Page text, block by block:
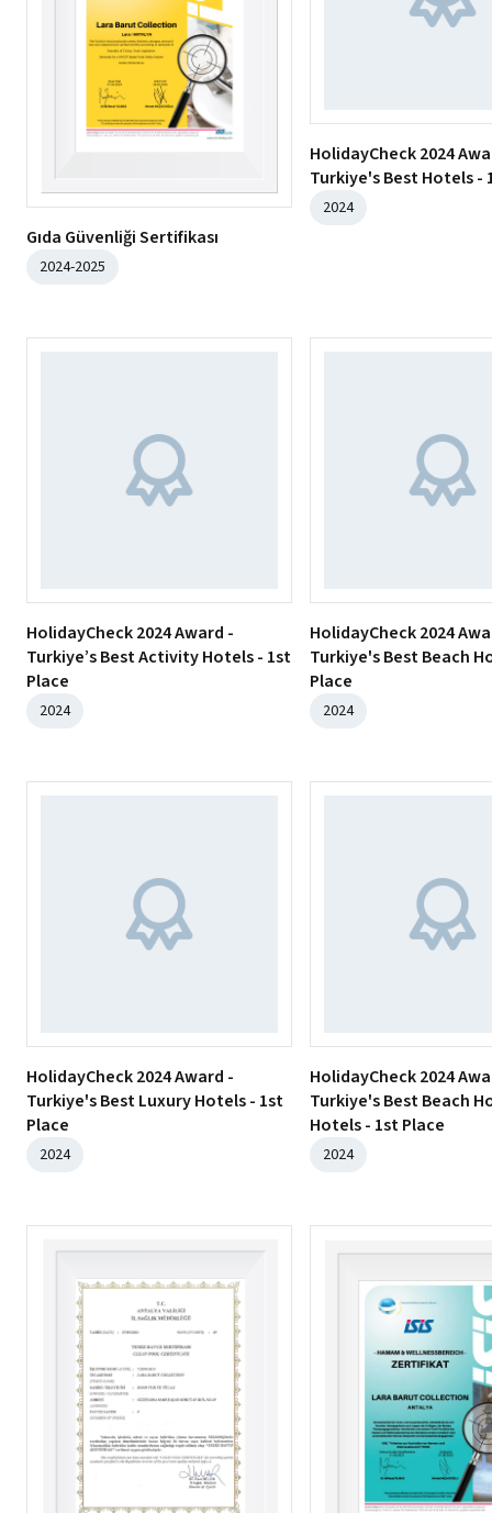
Gıda Güvenliği Sertifikası
2024-2025
HolidayCheck 2024
Turkiye's Best Hotels -
2024
HolidayCheck 2024 Award -
Turkiye’s Best Activity Hotels - 1st
Place
2024
HolidayCheck 2024
Turkiye's Best Beach
Place
2024
HolidayCheck 2024 Award -
Turkiye's Best Luxury Hotels - 1st
Place
2024
HolidayCheck 2024
Turkiye's Best Beach
Hotels - 1st Place
2024